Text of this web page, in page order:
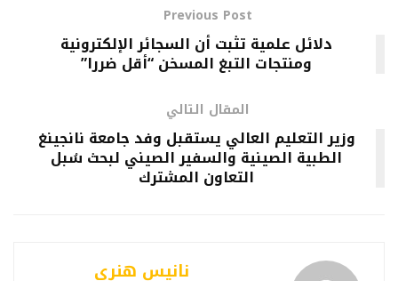
Previous Post
دلائل علمية تثبت أن السجائر الإلكترونية
ومنتجات التبغ المسخن “أقل ضررا”
المقال التالي
وزير التعليم العالي يستقبل وفد جامعة نانجينغ
الطبية الصينية والسفير الصيني لبحث سُبل
التعاون المشترك
نانيس هنري